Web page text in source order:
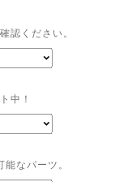
認ください。
中！
なパーツ。